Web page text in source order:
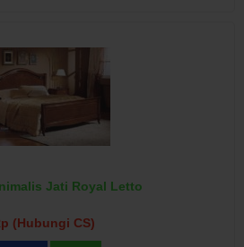
Jati Royal Letto
(Hubungi CS)